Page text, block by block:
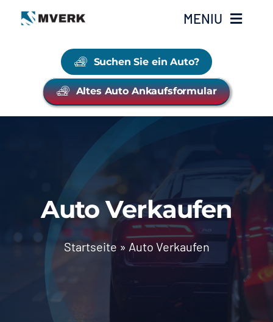
Inhalt
MENIU
Unsere Fahrzeugangebote
Auto Verkaufen
Suchen Sie ein Auto?
Altes Auto Ankaufsformular
Auto Verkaufen
Startseite » Auto Verkaufen